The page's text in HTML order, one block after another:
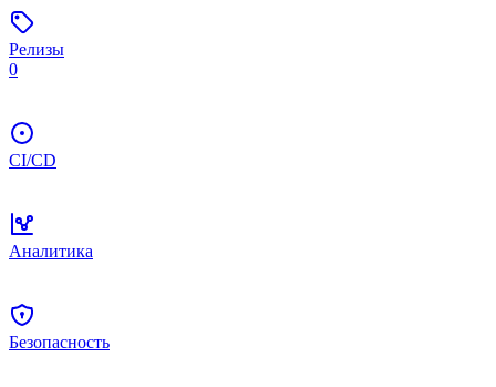
Релизы
0
CI/CD
Аналитика
Безопасность